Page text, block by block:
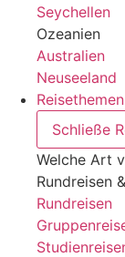
Seychellen
Ozeanien
Australien
Neuseeland
Reisethemen
Schließe
Welche Art
Rundreisen
Rundreisen